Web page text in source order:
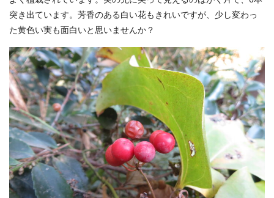
突き出ています。芳香のある白い花もきれいですが、少し変わっ
た黄色い実も面白いと思いませんか？